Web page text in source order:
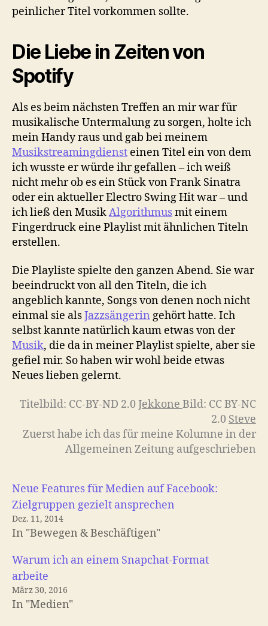
peinlicher Titel vorkommen sollte.
Die Liebe in Zeiten von
Spotify
Als es beim nächsten Treffen an mir war für
musikalische Untermalung zu sorgen, holte ich
mein Handy raus und gab bei meinem
Musikstreamingdienst einen Titel ein von dem
ich wusste er würde ihr gefallen – ich weiß
nicht mehr ob es ein Stück von Frank Sinatra
oder ein aktueller Electro Swing Hit war – und
ich ließ den MusikAlgorithmusmit einem
Fingerdruck eine Playlist mit ähnlichen Titeln
erstellen.
Die Playliste spielte den ganzen Abend. Sie war
beeindruckt von all den Titeln, die ich
angeblich kannte, Songs von denen noch nicht
einmal sie alsJazzsängerin gehört hatte. Ich
selbst kannte natürlich kaum etwas von der
Musik, die da in meiner Playlist spielte, aber sie
gefiel mir. So haben wir wohl beide etwas
Neues lieben gelernt.
Titelbild: CC-BY-ND 2.0Jekkone Bild: CC BY-NC
2.0 Steve
Zuerst habe ich das für meine Kolumne in der
Allgemeinen Zeitung aufgeschrieben
Neue Features für Medien auf Facebook:
Zielgruppen gezielt ansprechen
Dez. 11, 2014
In "Bewegen & Beschäftigen"
Warum ich an einem Snapchat-Format
arbeite
März 30, 2016
In "Medien"